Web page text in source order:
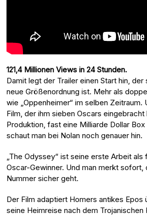
121,4 Millionen Views in 24 Stunden.
Damit legt der Trailer einen Start hin,
neue Größenordnung ist. Mehr als
wie „Oppenheimer“ im selben Zeitraum.
Film, der ihm sieben Oscars eingebracht
Produktion, fast eine Milliarde Dollar
schaut man bei Nolan noch genauer hin.
„The Odyssey“ ist seine erste Arbeit
Oscar-Gewinner. Und man merkt sofort,
Nummer sicher geht.
Der Film adaptiert Homers antikes Epos
seine Heimreise nach dem Trojanischen